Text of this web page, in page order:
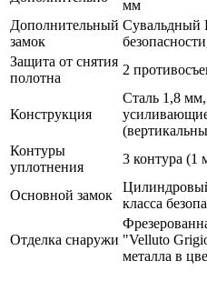
мм
Дополнительный
замок
Сувальдный
Защита от снятия
полотна
2
Конструкция
Сталь 1,8
Контуры
уплотнения
3 контура (1
Основной замок
класса
Отделка снаружи "Velluto
металла в